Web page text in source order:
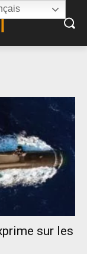
sur les